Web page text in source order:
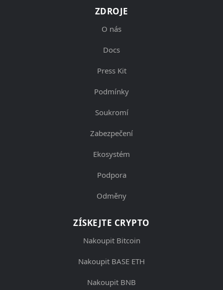
ZDROJE
O nás
Docs
Press Kit
Podmínky
Soukromí
Zabezpečení
Ekosystém
Podpora
Odměny
ZÍSKEJTE CRYPTO
Nakoupit Bitcoin
Nakoupit BASE ETH
Nakoupit BNB